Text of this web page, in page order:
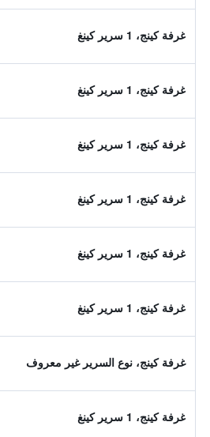
غرفة كينج، 1 سرير كينغ
غرفة كينج، 1 سرير كينغ
غرفة كينج، 1 سرير كينغ
غرفة كينج، 1 سرير كينغ
غرفة كينج، 1 سرير كينغ
غرفة كينج، 1 سرير كينغ
غرفة كينج، نوع السرير غير معروف
غرفة كينج، 1 سرير كينغ